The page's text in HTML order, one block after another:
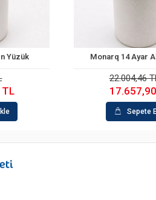
Sepete Ekle
Monarq 14 Ayar Altın Yüzük